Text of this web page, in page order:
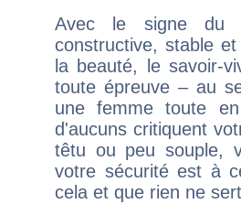
Avec le signe du
constructive, stable
la beauté, le savoir-
toute épreuve – au
une femme toute
d'aucuns critiquent
têtu ou peu souple,
votre sécurité est à
cela et que rien ne